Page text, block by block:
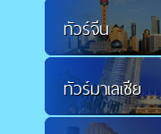
ทัวร์จีน
ทัวร์มาเลเซีย